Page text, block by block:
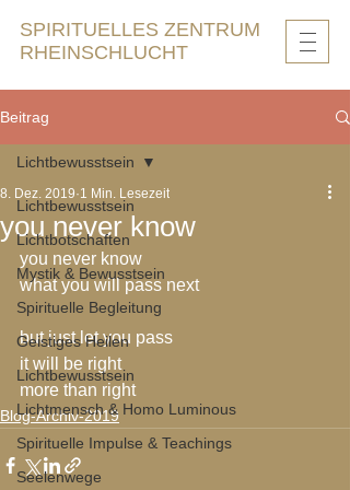
SPIRITUELLES ZENTRUM
RHEINSCHLUCHT
Beitrag
Lichtbewusstsein
Lichtbotschaften
Mystik & Bewusstsein
Spirituelle Begleitung
Geistiges Heilen
Lichtbewusstsein
Lichtmensch & Homo Luminous
Spirituelle Impulse & Teachings
Seelenwege
Lichtbewusstsein
you never know
8. Dez. 2019 1 Min. Lesezeit
you never know
what you will pass next
but just let you pass
it will be right
more than right
Blog-Archiv-2019